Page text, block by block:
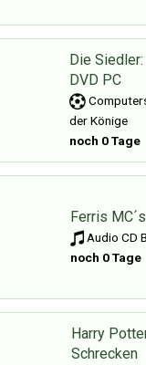
Die
DVD PC
der Könige
noch 0 Tage
Ferris
Audio CD
noch 0 Tage
Harry
Schrecken